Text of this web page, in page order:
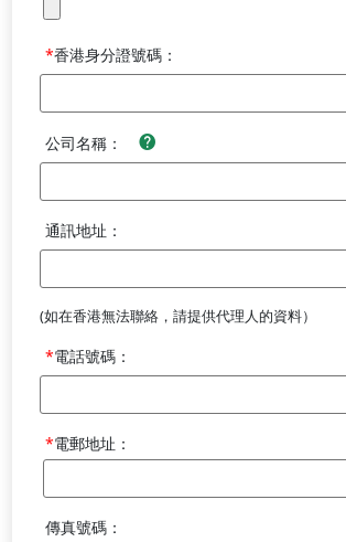
香港身分證號碼：
公司名稱：
通訊地址：
(如在香港無法聯絡，請提供代理人的資料）
電話號碼：
電郵地址：
傳真號碼：